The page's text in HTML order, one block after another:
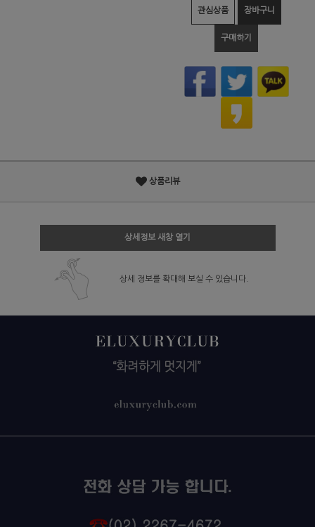
관심상품 장바구니
구매하기
상품리뷰
상세정보 새창 열기
상세 정보를 확대해 보실 수 있습니다.